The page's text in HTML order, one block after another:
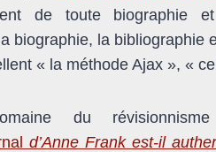
de toute biographie
biographie, la bibliographie
« la méthode Ajax », «
du
d’Anne Frank est-il